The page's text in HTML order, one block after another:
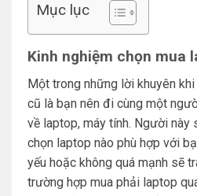
Mục lục
Kinh nghiệm chọn mua
Một trong những lời khuyên
cũ là bạn nên đi cùng một
về laptop, máy tính. Người này
chọn laptop nào phù hợp với
yếu hoặc không quá mạnh sẽ
trường hợp mua phải laptop